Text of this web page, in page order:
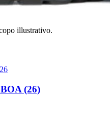
illustrativo.
(26)